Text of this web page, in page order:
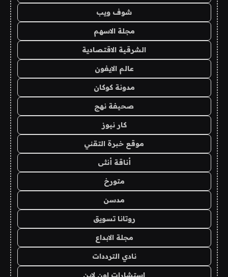
شوف ويب
مجلة الاسهم
الشرقية الاقتصادية
عالم الايفون
مدونة كوكان
صحيفة نهج
كار نيوز
موقع خبرة التقني
أناقة أنثى
متورخ
مدسن
روتانا تسويق
مجلة الابداع
نادي الترددات
استشارات اون لاين